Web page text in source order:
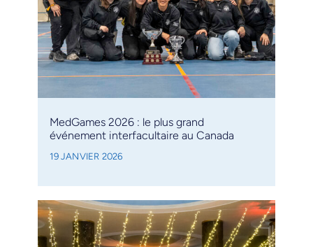
MedGames 2026 : le plus grand
événement interfacultaire au Canada
19 JANVIER 2026